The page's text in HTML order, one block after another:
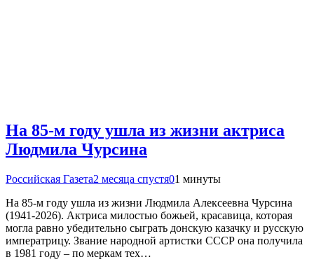
На 85-м году ушла из жизни актриса
Людмила Чурсина
Российская Газета2 месяца спустя01 минуты
На 85-м году ушла из жизни Людмила Алексеевна Чурсина
(1941-2026). Актриса милостью божьей, красавица, которая
могла равно убедительно сыграть донскую казачку и русскую
императрицу. Звание народной артистки СССР она получила
в 1981 году – по меркам тех…